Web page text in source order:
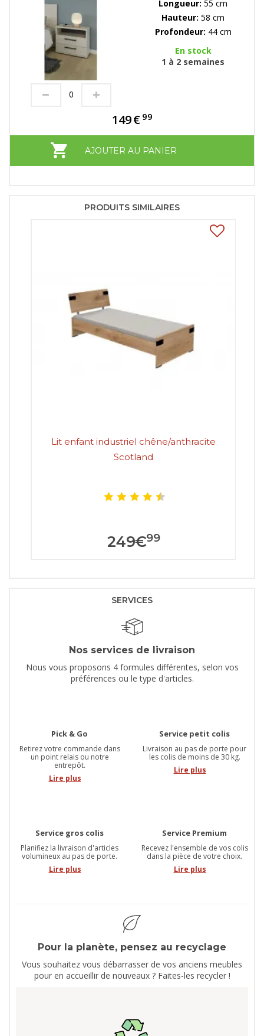
Longueur: 55 cm
Hauteur: 58 cm
Profondeur: 44 cm
En stock
1 à 2 semaines
149€ 99
AJOUTER AU PANIER
PRODUITS SIMILAIRES
Lit enfant industriel chêne/anthracite
Scotland
249€99
SERVICES
Nos services de livraison
Nous vous proposons 4 formules différentes, selon vos
préférences ou le type d'articles.
Pick & Go
Retirez votre commande dans
un point relais ou notre
entrepôt.
Lire plus
Service petit colis
Livraison au pas de porte pour
les colis de moins de 30 kg.
Lire plus
Service gros colis
Planifiez la livraison d'articles
volumineux au pas de porte.
Lire plus
Service Premium
Recevez l'ensemble de vos colis
dans la pièce de votre choix.
Lire plus
Pour la planète, pensez au recyclage
Vous souhaitez vous débarrasser de vos anciens meubles
pour en accueillir de nouveaux ? Faites-les recycler !